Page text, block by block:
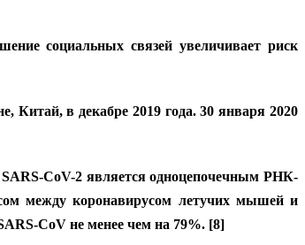
социальных связей увеличивает риск
в декабре 2019 года. 30 января 2020
CoV-2 является одноцепочечным РНК-
между коронавирусом летучих мышей и
CoV не менее чем на 79%. [8]